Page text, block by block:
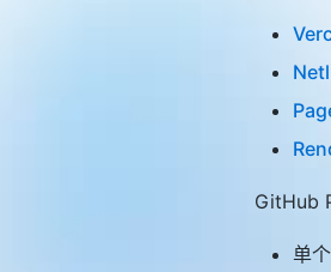
GitHub
单